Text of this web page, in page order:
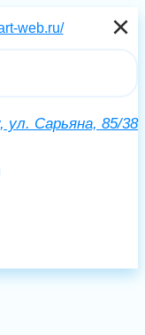
ул. Сарьяна, 85/38
×
×
×